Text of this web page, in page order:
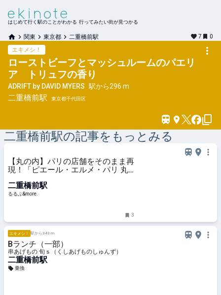
はじめて行く駅のことがわかる 行ってみたい街が見つかる
関東 東京都 二重橋前駅 7
0
エキメシ！
ローストビーフとマッシュルームのパエリ
ア トリュフの香り
ADRIFT by DAVID MYERS 駅から296 m
二重橋前駅 東京都千代田区
二重橋前駅の記事をもっとみる
【丸の内】パリの店舗をそのまま再
現！「ピエール・エルメ・パリ 丸
堪能｜るるぶ&more.
二重橋前駅
るるぶ&more.
3
エキメシ！ 駅から343 m
Bランチ（一部）
串あげもの 旬ｓ（くしあげものしゅんず）
二重橋前駅
乗換